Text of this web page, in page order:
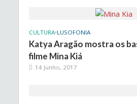
CULTURA•LUSOFONIA
Katya Aragão mostra os
filme Mina Kiá
14 Junho, 2017